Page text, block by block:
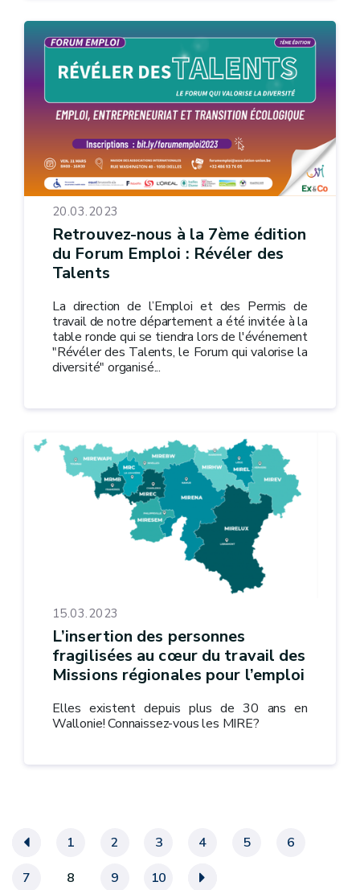
20.03.2023
Retrouvez-nous à la 7ème édition
du Forum Emploi : Révéler des
Talents
La direction de l’Emploi et des Permis de
travail de notre département a été invitée à la
table ronde qui se tiendra lors de l'événement
"Révéler des Talents, le Forum qui valorise la
diversité" organisé...
15.03.2023
L’insertion des personnes
fragilisées au cœur du travail des
Missions régionales pour l’emploi
Elles existent depuis plus de 30 ans en
Wallonie! Connaissez-vous les MIRE?
« 1 2 3 4 5
6
7
8 9 10 »